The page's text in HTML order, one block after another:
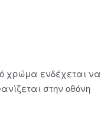
χρώμα ενδέχεται να
στην οθόνη